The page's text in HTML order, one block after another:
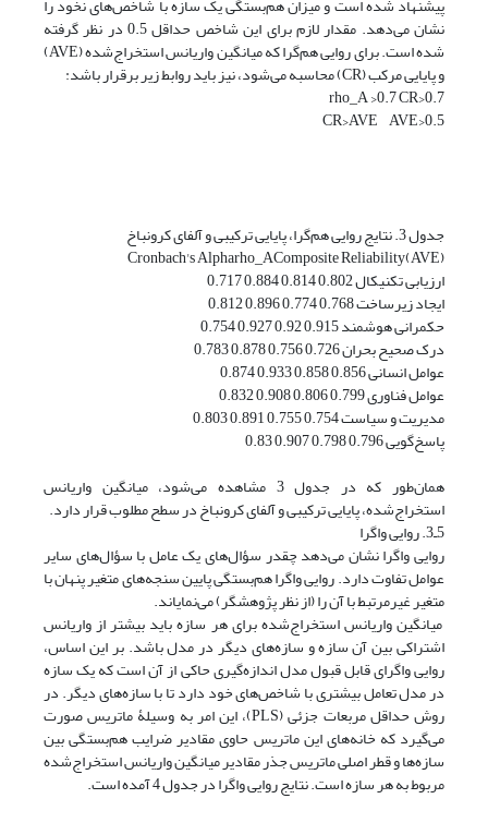
پیشنهاد شده است و میزان هم‌بستگی یک سازه با شاخص‌های نخود را
نشان می‌دهد. مقدار لازم برای این شاخص حداقل 0.5 در نظر گرفته
شده است. برای روایی هم‌گرا که میانگین واریانس استخراج‌شده (AVE)
و پایایی مرکب (CR) محاسبه می‌شود، نیز باید روابط زیر برقرار باشد:
rho_A >0.7 CR>0.7
CR>AVE AVE>0.5
جدول 3. نتایج روایی هم‌گرا، پایایی ترکیبی و آلفای کرونباخ
Cronbach's Alpharho_AComposite Reliability(AVE)
ارزیابی تکنیکال 0.802 0.814 0.884 0.717
ایجاد زیرساخت 0.768 0.774 0.896 0.812
حکمرانی هوشمند 0.915 0.92 0.927 0.754
درک صحیح بحران 0.726 0.756 0.878 0.783
عوامل انسانی 0.856 0.858 0.933 0.874
عوامل فناوری 0.799 0.806 0.908 0.832
مدیریت و سیاست 0.754 0.755 0.891 0.803
پاسخ‌گویی 0.796 0.798 0.907 0.83
همان‌طور که در جدول 3 مشاهده می‌شود، میانگین واریانس
استخراج‌شده، پایایی ترکیبی و آلفای کرونباخ در سطح مطلوب قرار دارد.
5ـ3. روایی واگرا
روایی واگرا نشان می‌دهد چقدر سؤال‌های یک عامل با سؤال‌های سایر
عوامل تفاوت دارد. روایی واگرا هم‌بستگی پایین سنجه‌های متغیر پنهان با
متغیر غیرمرتبط با آن را (از نظر پژوهشگر) می‌نمایاند.
میانگین واریانس استخراج‌شده برای هر سازه باید بیشتر از واریانس
اشتراکی بین آن سازه و سازه‌های دیگر در مدل باشد. بر این اساس،
روایی واگرای قابل قبول مدل اندازه‌گیری حاکی از آن است که یک سازه
در مدل تعامل بیشتری با شاخص‌های خود دارد تا با سازه‌های دیگر. در
روش حداقل مربعات جزئی (PLS)، این امر به وسیلۀ ماتریس صورت
می‌گیرد که خانه‌های این ماتریس حاوی مقادیر ضرایب هم‌بستگی بین
سازه‌ها و قطر اصلی ماتریس جذر مقادیر میانگین واریانس استخراج‌شده
مربوط به هر سازه است. نتایج روایی واگرا در جدول 4 آمده است.